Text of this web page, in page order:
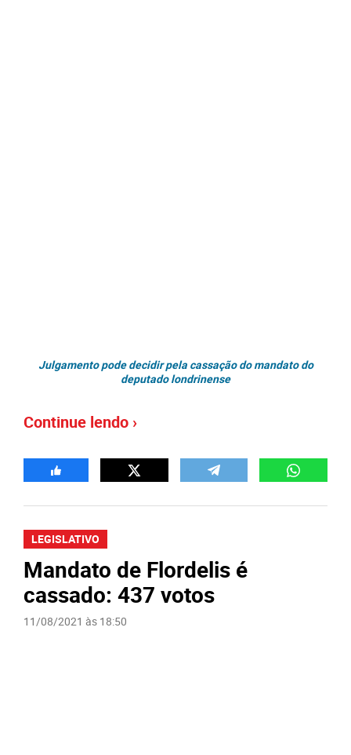
Julgamento pode decidir pela cassação do mandato do
deputado londrinense
Continue lendo ›
LEGISLATIVO
Mandato de Flordelis é
cassado: 437 votos
11/08/2021 às 18:50